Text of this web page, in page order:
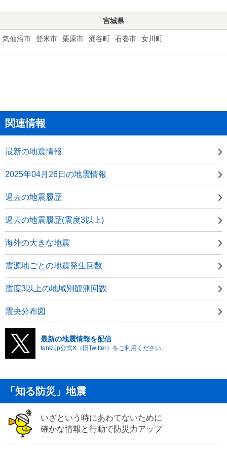
宮城県
気仙沼市 登米市 栗原市 涌谷町 石巻市 女川町
関連情報
最新の地震情報
2025年04月26日の地震情報
過去の地震履歴
過去の地震履歴(震度3以上)
海外の大きな地震
震源地ごとの地震発生回数
震度3以上の地域別観測回数
震央分布図
最新の地震情報を配信
tenki.jp公式X（旧Twitter）をご利用ください。
「知る防災」地震
いざという時にあわてないために
確かな情報と行動で防災力アップ